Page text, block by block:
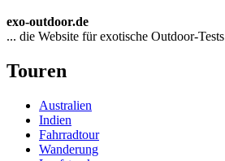
exo-outdoor.de
... die Website für exotische Outdoor-Tests
Touren
Australien
Indien
Fahrradtour
Wanderung